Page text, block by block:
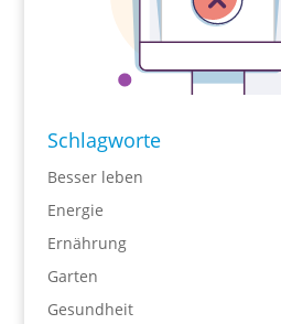
Schlagworte
Besser leben
Energie
Ernährung
Garten
Gesundheit